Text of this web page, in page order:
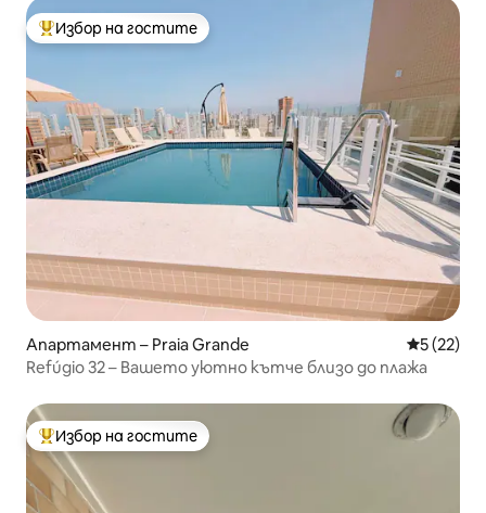
Най-популярен избор на гостите
Избор на гостите
Апартамент – Praia Grande Средна
5 (22)
Refúgio 32 – Вашето уютно кътче близо до плажа
Най-популярен избор на гостите
Избор на гостите